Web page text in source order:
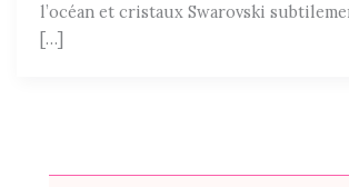
l’océan et cristaux Swarovski
[…]